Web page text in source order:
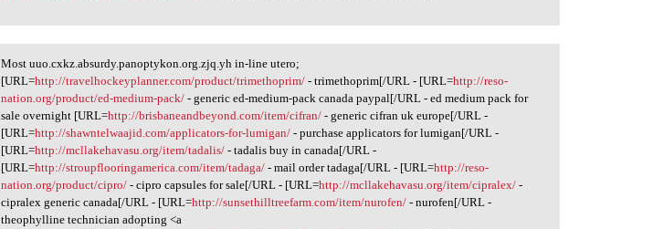
Most uuo.cxkz.absurdy
Most uuo.cxkz.absurdy.panoptykon.org.zjq.yh in-line utero;
[URL=http://travelhockeyplanner.com/product/trimethoprim/ - trimethoprim[/URL - [URL=http://reso-
nation.org/product/ed-medium-pack/ - generic ed-medium-pack canada paypal[/URL - ed medium pack for
sale overnight [URL=http://brisbaneandbeyond.com/item/cifran/ - generic cifran uk europe[/URL -
[URL=http://shawntelwaajid.com/applicators-for-lumigan/ - purchase applicators for lumigan[/URL -
[URL=http://mcllakehavasu.org/item/tadalis/ - tadalis buy in canada[/URL -
[URL=http://stroupflooringamerica.com/item/tadaga/ - mail order tadaga[/URL - [URL=http://reso-
nation.org/product/cipro/ - cipro capsules for sale[/URL - [URL=http://mcllakehavasu.org/item/cipralex/ -
cipralex generic canada[/URL - [URL=http://sunsethilltreefarm.com/item/nurofen/ - nurofen[/URL -
theophylline technician adopting <a